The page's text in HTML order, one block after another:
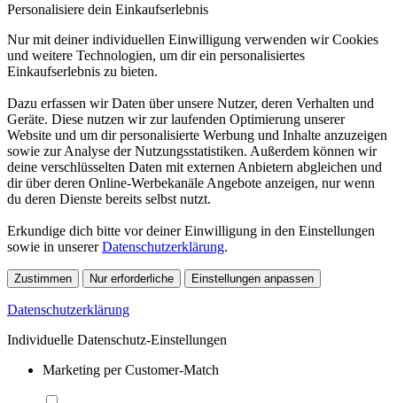
Personalisiere dein Einkaufserlebnis
Nur mit deiner individuellen Einwilligung verwenden wir Cookies
und weitere Technologien, um dir ein personalisiertes
Einkaufserlebnis zu bieten.
Dazu erfassen wir Daten über unsere Nutzer, deren Verhalten und
Geräte. Diese nutzen wir zur laufenden Optimierung unserer
Website und um dir personalisierte Werbung und Inhalte anzuzeigen
sowie zur Analyse der Nutzungsstatistiken. Außerdem können wir
deine verschlüsselten Daten mit externen Anbietern abgleichen und
dir über deren Online-Werbekanäle Angebote anzeigen, nur wenn
du deren Dienste bereits selbst nutzt.
Erkundige dich bitte vor deiner Einwilligung in den Einstellungen
sowie in unsererDatenschutzerklärung.
Zustimmen Nur erforderliche Einstellungen anpassen
Datenschutzerklärung
Individuelle Datenschutz-Einstellungen
Marketing per Customer-Match